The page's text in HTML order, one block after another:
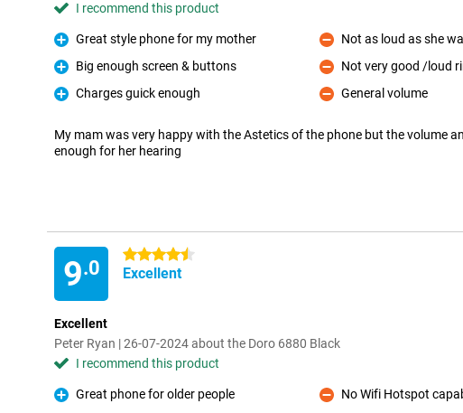
I recommend this product
Pro
Great style phone for my mother
Pro
Big enough screen & buttons
Pro
Charges guick enough
Con
Not as loud as she
Con
Not very good /loud
Con
General volume
My mam was very happy with the Astetics of the phone but the volume
enough for her hearing
9.0
4.5 stars
Excellent
Excellent
Peter Ryan | 26-07-2024 about the Doro 6880 Black
I recommend this product
Pro
Great phone for older people
Con
No Wifi Hotspot